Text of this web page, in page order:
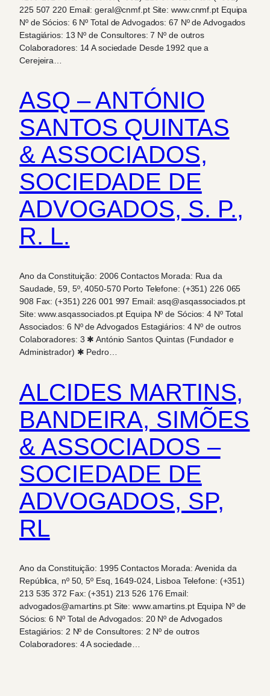
225 507 220 Email: geral@cnmf.pt Site: www.cnmf.pt Equipa
Nº de Sócios: 6 Nº Total de Advogados: 67 Nº de Advogados
Estagiários: 13 Nº de Consultores: 7 Nº de outros
Colaboradores: 14 A sociedade Desde 1992 que a
Cerejeira…
ASQ – ANTÓNIO
SANTOS QUINTAS
& ASSOCIADOS,
SOCIEDADE DE
ADVOGADOS, S. P.,
R. L.
Ano da Constituição: 2006 Contactos Morada: Rua da
Saudade, 59, 5º, 4050-570 Porto Telefone: (+351) 226 065
908 Fax: (+351) 226 001 997 Email: asq@asqassociados.pt
Site: www.asqassociados.pt Equipa Nº de Sócios: 4 Nº Total
Associados: 6 Nº de Advogados Estagiários: 4 Nº de outros
Colaboradores: 3 ✱ António Santos Quintas (Fundador e
Administrador) ✱ Pedro…
ALCIDES MARTINS,
BANDEIRA, SIMÕES
& ASSOCIADOS –
SOCIEDADE DE
ADVOGADOS, SP,
RL
Ano da Constituição: 1995 Contactos Morada: Avenida da
República, nº 50, 5º Esq, 1649-024, Lisboa Telefone: (+351)
213 535 372 Fax: (+351) 213 526 176 Email:
advogados@amartins.pt Site: www.amartins.pt Equipa Nº de
Sócios: 6 Nº Total de Advogados: 20 Nº de Advogados
Estagiários: 2 Nº de Consultores: 2 Nº de outros
Colaboradores: 4 A sociedade…